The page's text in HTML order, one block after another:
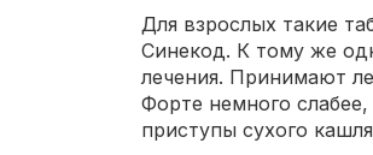
Для взрослых такие
Синекод. К тому же
лечения. Принимают
Форте немного
приступы сухого